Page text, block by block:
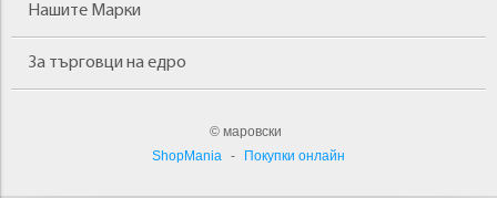
Нашите Марки
За търговци на едро
© маровски
ShopMania
- Покупки онлайн